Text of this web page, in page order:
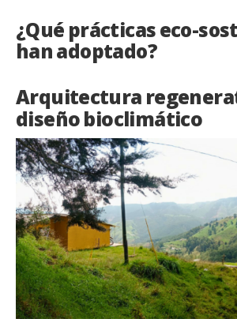
¿Qué prácticas eco-
han adoptado?
Arquitectura
diseño bioclimático